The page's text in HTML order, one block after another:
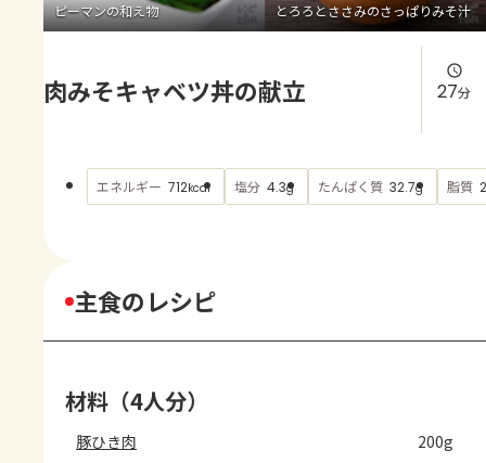
お買い物
AJINOMOTO PARK とは
ピーマンの和え物 とろろとささみのさっぱりみそ汁
肉みそキャベツ丼の献立 27分
エネルギー 712kcal 塩分 4.3g たんぱく質 32.7g 脂質
主食のレシピ
材料（4人分）
豚ひき肉 200g